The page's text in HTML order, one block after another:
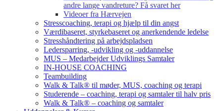
andre lange vandreture? Få svaret her
Videoer fra Hærvejen
Stresscoaching, terapi og hjælp til din angst
Værdibaseret, styrkebaseret og anerkendende ledelse
Stresshåndtering på arbejdspladsen
Ledersparring, -udvikling og -uddannelse
MUS – Medarbejder Udviklings Samtaler
IN-HOUSE COACHING
Teambuilding
Walk & Talk® til møder, MUS, coaching og terapi
Studerende – coaching, terapi og samtaler til halv pris
Walk & Talk® – coaching og samtaler